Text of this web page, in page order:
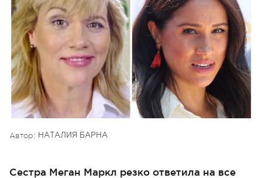
Автор: НАТАЛИЯ БАРНА
Сестра Меган Маркл резко ответила на все